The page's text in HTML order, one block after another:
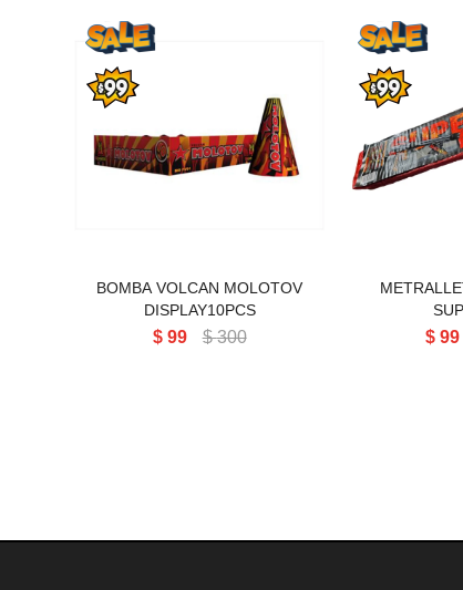
BOMBA VOLCAN MOLOTOV
DISPLAY10PCS
BOMBA VOLCAN MOLOTOV
DISPLAY10PCS
$ 99 $ 300 $ 99